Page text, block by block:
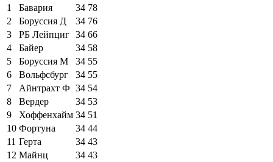
1
Бавария 34 78
2
Боруссия Д 34 76
3
РБ Лейпциг 34 66
4
Байер 34 58
5
Боруссия М 34 55
6
Вольфсбург 34 55
7
Айнтрахт Ф 34 54
8
Вердер 34 53
9
Хоффенхайм 34 51
10 Фортуна 34 44
11 Герта 34 43
12 Майнц 34 43